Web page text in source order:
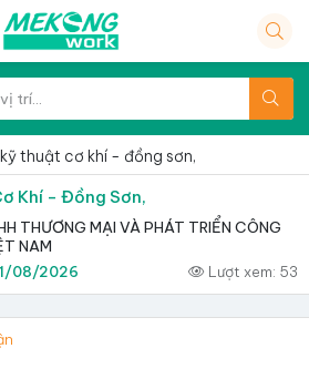
thuật cơ khí - đồng sơn,
Khí - Đồng Sơn,
THƯƠNG MẠI VÀ PHÁT TRIỂN CÔNG
NAM
08/2026 Lượt xem: 53